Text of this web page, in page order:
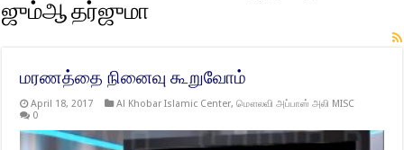
ஜும்ஆ தர்ஜுமா
மரணத்தை நினைவு கூறுவோம்
April 18, 2017 Al Khobar Islamic Center,மௌலவி அப்பாஸ் அலி MISC
0